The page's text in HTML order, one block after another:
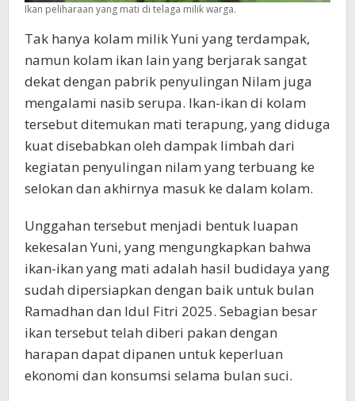
Ikan peliharaan yang mati di telaga milik warga.
Tak hanya kolam milik Yuni yang terdampak,
namun kolam ikan lain yang berjarak sangat
dekat dengan pabrik penyulingan Nilam juga
mengalami nasib serupa. Ikan-ikan di kolam
tersebut ditemukan mati terapung, yang diduga
kuat disebabkan oleh dampak limbah dari
kegiatan penyulingan nilam yang terbuang ke
selokan dan akhirnya masuk ke dalam kolam.
Unggahan tersebut menjadi bentuk luapan
kekesalan Yuni, yang mengungkapkan bahwa
ikan-ikan yang mati adalah hasil budidaya yang
sudah dipersiapkan dengan baik untuk bulan
Ramadhan dan Idul Fitri 2025. Sebagian besar
ikan tersebut telah diberi pakan dengan
harapan dapat dipanen untuk keperluan
ekonomi dan konsumsi selama bulan suci.